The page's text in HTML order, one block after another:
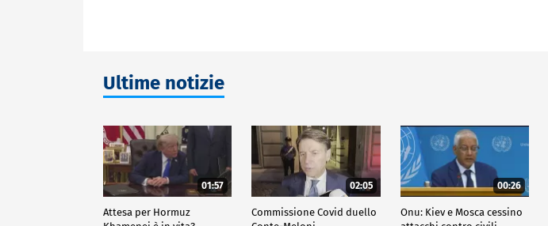
Ultime notizie
01:57
Attesa per Hormuz
02:05
Commissione Covid duello
00:26
Onu: Kiev e Mosca cessino